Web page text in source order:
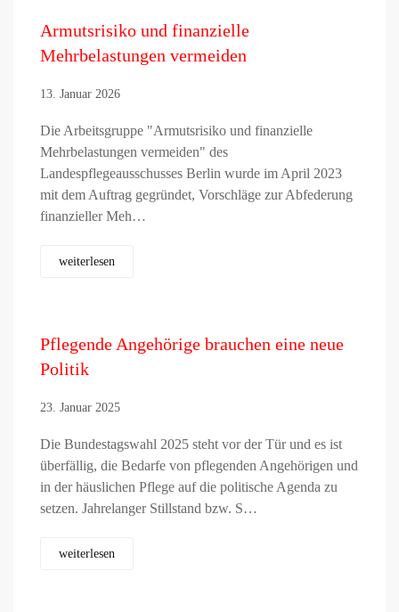
Armutsrisiko und finanzielle
Mehrbelastungen vermeiden
13. Januar 2026
Die Arbeitsgruppe "Armutsrisiko und finanzielle
Mehrbelastungen vermeiden" des
Landespflegeausschusses Berlin wurde im April 2023
mit dem Auftrag gegründet, Vorschläge zur Abfederung
finanzieller Meh…
weiterlesen
Pflegende Angehörige brauchen eine neue
Politik
23. Januar 2025
Die Bundestagswahl 2025 steht vor der Tür und es ist
überfällig, die Bedarfe von pflegenden Angehörigen und
in der häuslichen Pflege auf die politische Agenda zu
setzen. Jahrelanger Stillstand bzw. S…
weiterlesen